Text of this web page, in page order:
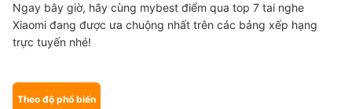
Ngay bây giờ, hãy cùng mybest điểm qua top 7 tai nghe
Xiaomi đang được ưa chuộng nhất trên các bảng xếp hạng
trực tuyến nhé!
Theo độ phổ biến